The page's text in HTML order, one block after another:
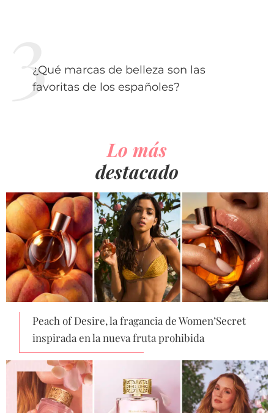
¿Qué marcas de belleza son las
favoritas de los españoles?
Lo más
destacado
Peach of Desire, la fragancia de Women’Secret
inspirada en la nueva fruta prohibida